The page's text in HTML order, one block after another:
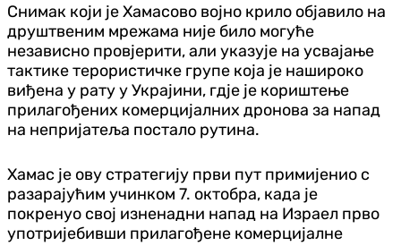
Снимак који је Хамасово војно крило објавило на
друштвеним мрежама није било могуће
независно провјерити, али указује на усвајање
тактике терористичке групе која је нашироко
виђена у рату у Украјини, гдје је кориштење
прилагођених комерцијалних дронова за напад
на непријатеља постало рутина.
Хамас је ову стратегију први пут примијенио с
разарајућим учинком 7. октобра, када је
покренуо свој изненадни напад на Израел прво
употријебивши прилагођене комерцијалне